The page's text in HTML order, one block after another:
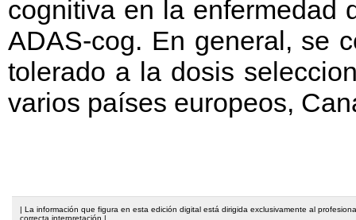
cognitiva en la enfermedad
ADAS-cog. En general, se
tolerado a la dosis
varios países europeos,
| La información que figura en esta edición digital está dirigida exclusivamente al
correcta interpretación |